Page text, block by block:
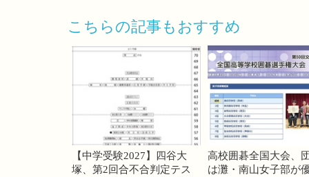
こちらの記事もおすすめ
【中学受験2027】四谷大
塚、第2回合不合判定テス
高校囲碁全国大会、
は灘・南山女子部が